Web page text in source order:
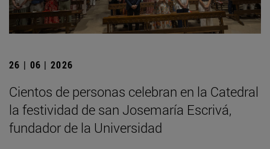
26 | 06 | 2026
Cientos de personas celebran en la Catedral
la festividad de san Josemaría Escrivá,
fundador de la Universidad